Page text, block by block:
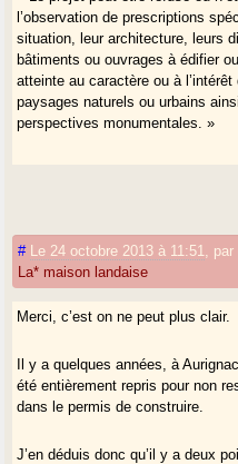
l’observation de prescriptions
situation, leur architecture, leurs
bâtiments ou ouvrages à édifier
atteinte au caractère ou à
paysages naturels ou urbains
perspectives monumentales. »
# Le 24 octobre 2013 à 11:51 par
La* maison landaise
Merci, c’est on ne peut plus clair.
Il y a quelques années, à
été entièrement repris pour non
dans le permis de construire.
J’en déduis donc qu’il y a deux